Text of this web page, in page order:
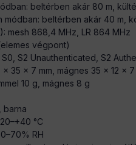
beltérben akár 80 m,
módban: beltérben akár 40 m,
mesh 868,4 MHz, LR 864 MHz
végpont)
S2 Unauthenticated, S2
35 × 7 mm, mágnes 35 × 12 × 7
10 g, mágnes 8 g
barna
°C
RH